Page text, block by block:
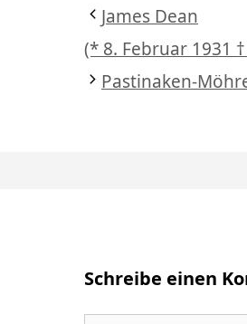
James Dean
(* 8. Februar 1931
Pastinaken-
Schreibe einen